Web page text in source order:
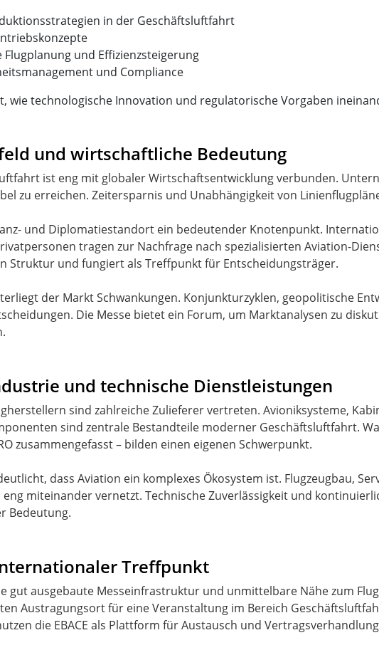
in der Geschäftsluftfahrt
Flugplanung und Effizienzsteigerung
und Compliance
wie technologische Innovation und regulatorische Vorgaben
und wirtschaftliche Bedeutung
ist eng mit globaler Wirtschaftsentwicklung verbunden.
zu erreichen. Zeitersparnis und Unabhängigkeit von
und Diplomatiestandort ein bedeutender Knotenpunkt.
tragen zur Nachfrage nach spezialisierten Aviation-
Struktur und fungiert als Treffpunkt für Entscheidungsträger.
der Markt Schwankungen. Konjunkturzyklen, geopolitische
Die Messe bietet ein Forum, um Marktanalysen zu
und technische Dienstleistungen
sind zahlreiche Zulieferer vertreten. Avioniksysteme,
sind zentrale Bestandteile moderner Geschäftsluftfahrt.
zusammengefasst – bilden einen eigenen Schwerpunkt.
dass Aviation ein komplexes Ökosystem ist. Flugzeugbau,
miteinander vernetzt. Technische Zuverlässigkeit und
Bedeutung.
Treffpunkt
gut ausgebaute Messeinfrastruktur und unmittelbare Nähe zum
Austragungsort für eine Veranstaltung im Bereich
die EBACE als Plattform für Austausch und